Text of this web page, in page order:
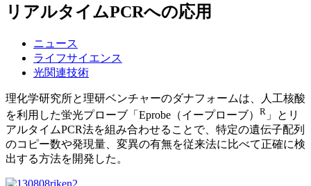
リアルタイムPCRへの応用
ニュース
ライフサイエンス
光関連技術
理化学研究所と理研ベンチャーのダナフォームは、人工核酸
を利用した蛍光プローブ「Eprobe（イープローブ） R 」とリ
アルタイムPCR法を組み合わせることで、特定の遺伝子配列
のコピー数や発現量、変異の有無を従来法に比べて正確に検
出する方法を開発した。